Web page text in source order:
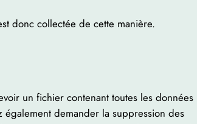
donc collectée de cette manière.
un fichier contenant toutes les données
également demander la suppression des